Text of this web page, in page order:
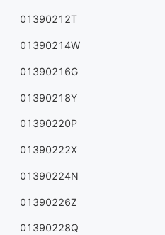
01390212T
01390214W
01390216G
01390218Y
01390220P
01390222X
01390224N
01390226Z
01390228Q